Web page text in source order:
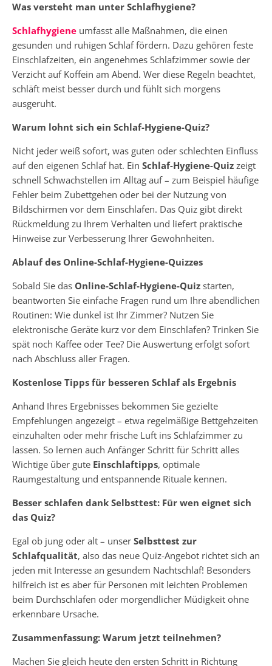
Was versteht man unter Schlafhygiene?
Schlafhygiene umfasst alle Maßnahmen, die einen
gesunden und ruhigen Schlaf fördern. Dazu gehören feste
Einschlafzeiten, ein angenehmes Schlafzimmer sowie der
Verzicht auf Koffein am Abend. Wer diese Regeln beachtet,
schläft meist besser durch und fühlt sich morgens
ausgeruht.
Warum lohnt sich ein Schlaf-Hygiene-Quiz?
Nicht jeder weiß sofort, was guten oder schlechten Einfluss
auf den eigenen Schlaf hat. Ein Schlaf-Hygiene-Quiz zeigt
schnell Schwachstellen im Alltag auf – zum Beispiel häufige
Fehler beim Zubettgehen oder bei der Nutzung von
Bildschirmen vor dem Einschlafen. Das Quiz gibt direkt
Rückmeldung zu Ihrem Verhalten und liefert praktische
Hinweise zur Verbesserung Ihrer Gewohnheiten.
Ablauf des Online-Schlaf-Hygiene-Quizzes
Sobald Sie das Online-Schlaf-Hygiene-Quiz starten,
beantworten Sie einfache Fragen rund um Ihre abendlichen
Routinen: Wie dunkel ist Ihr Zimmer? Nutzen Sie
elektronische Geräte kurz vor dem Einschlafen? Trinken Sie
spät noch Kaffee oder Tee? Die Auswertung erfolgt sofort
nach Abschluss aller Fragen.
Kostenlose Tipps für besseren Schlaf als Ergebnis
Anhand Ihres Ergebnisses bekommen Sie gezielte
Empfehlungen angezeigt – etwa regelmäßige Bettgehzeiten
einzuhalten oder mehr frische Luft ins Schlafzimmer zu
lassen. So lernen auch Anfänger Schritt für Schritt alles
Wichtige über gute Einschlaftipps, optimale
Raumgestaltung und entspannende Rituale kennen.
Besser schlafen dank Selbsttest: Für wen eignet sich
das Quiz?
Egal ob jung oder alt – unser Selbsttest zur
Schlafqualität, also das neue Quiz-Angebot richtet sich an
jeden mit Interesse an gesundem Nachtschlaf! Besonders
hilfreich ist es aber für Personen mit leichten Problemen
beim Durchschlafen oder morgendlicher Müdigkeit ohne
erkennbare Ursache.
Zusammenfassung: Warum jetzt teilnehmen?
Machen Sie gleich heute den ersten Schritt in Richtung